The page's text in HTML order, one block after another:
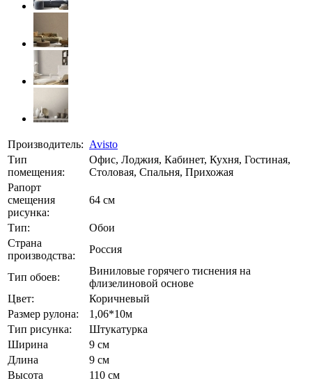
Производитель: Avisto
Тип
помещения:
Офис, Лоджия, Кабинет, Кухня, Гостиная,
Столовая, Спальня, Прихожая
Рапорт
смещения
рисунка:
64 см
Тип:
Обои
Страна
производства:
Россия
Тип обоев:
Виниловые горячего тиснения на
флизелиновой основе
Цвет:
Коричневый
Размер рулона:
1,06*10м
Тип рисунка:
Штукатурка
Ширина
9 см
Длина
9 см
Высота
110 см